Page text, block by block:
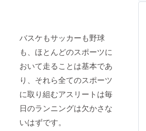
バスケもサッカーも野球
も、ほとんどのスポーツに
おいて走ることは基本であ
り、それら全てのスポーツ
に取り組むアスリートは毎
日のランニングは欠かさな
いはずです。